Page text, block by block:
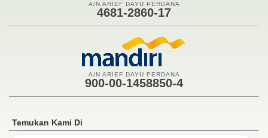
A/N ARIEF DAYU PERDANA
4681-2860-17
A/N ARIEF DAYU PERDANA
900-00-1458850-4
Temukan Kami Di